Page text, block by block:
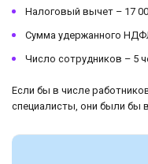
Налоговый вычет – 17
Сумма удержанного
Число сотрудников – 5
Если бы в числе
специалисты, они были бы